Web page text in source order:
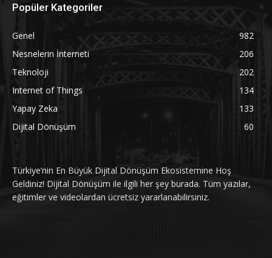
Popüler Kategoriler
Genel
982
Nesnelerin İnterneti
206
Teknoloji
202
Internet of Things
134
Yapay Zeka
133
Dijital Dönüşüm
60
Türkiye’nin En Büyük Dijital Dönüşüm Ekosistemine Hoş
Geldiniz! Dijital Dönüşüm ile ilgili her şey burada. Tüm yazılar,
eğitimler ve videolardan ücretsiz yararlanabilirsiniz.